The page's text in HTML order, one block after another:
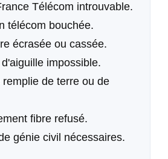
Télécom introuvable.
télécom bouchée.
écrasée ou cassée.
impossible.
remplie de terre ou de
fibre refusé.
génie civil nécessaires.